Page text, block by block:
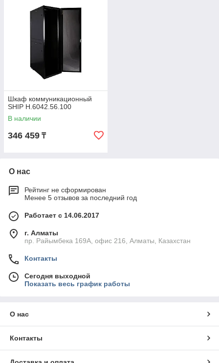
Шкаф коммуникационный
SHIP H.6042.56.100
В наличии
346 459 ₸
О нас
Рейтинг не сформирован
Менее 5 отзывов за последний год
Работает с 14.06.2017
г. Алматы
пр. Райымбека 169А, офис 216, Алматы, Казахстан
Контакты
Сегодня выходной
Показать весь график работы
О нас
Контакты